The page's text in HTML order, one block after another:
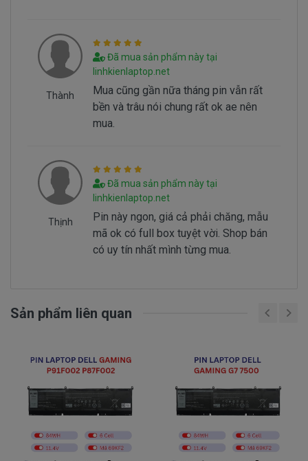
1000 lần nạp xả thì pin dell sẻ giảm tuổi thọ pin
==> Pin sẻ bị hư
- Nguyên nhân do chúng ta sài không đúng
cách dẫn đến pin bị hư… Không đúng cách là như
Here
Mua pin Laptop dell
M4700 ở đâu tại tphcm
Tai tphcm nếu pin của các bạn bị hư, các bạn
miễn phí cho các bạn nhé.
mình hay không?
Bạn chưa biết máy tính Dell của mình là dòng
Vostro, Inspiron, Latitude hay Precision?
Bạn yên tâm nhé.
Thành
Đã mua sản phẩm này tại
linhkienlaptop.net
Mua cũng gần nữa tháng pin vẫn rất
bền và trâu nói chung rất ok ae nên
mua.
Thịnh
Đã mua sản phẩm này tại
linhkienlaptop.net
Pin này ngon, giá cả phải chăng, mẫu
mã ok có full box tuyệt vời. Shop bán
có uy tín nhất mình từng mua.
Sản phẩm liên quan